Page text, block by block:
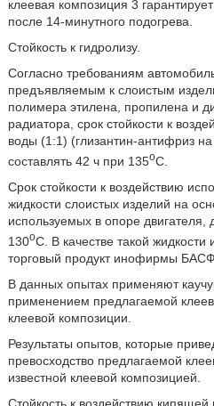
клеевая композиция 3
после 14-минутного подогрева.
Стойкость к гидролизу.
Согласно требованиям
предъявляемым к слоистым
полимера этилена, пропилена и
радиатора, срок стойкости к
воды (1:1) (глизантин-антифриз
составлять 42 ч при 135оС.
Срок стойкости к воздействию
жидкости слоистых изделий на
используемых в опоре двигателя,
130oС. В качестве такой жидкости
торговый продукт инофирмы
В данных опытах применяют
применением предлагаемой
клеевой композиции.
Результаты опытов, которые
превосходство предлагаемой
известной клеевой композицией.
Стойкость к воздействию кипящей